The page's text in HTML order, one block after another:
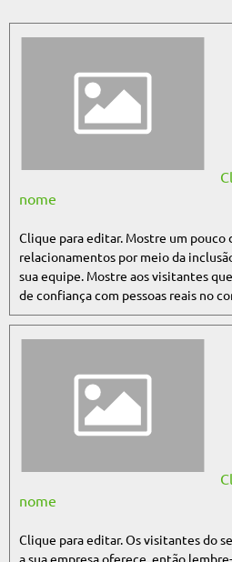
nome
Clique para editar. Mostre um pouco
relacionamentos por meio da
sua equipe. Mostre aos visitantes
de confiança com pessoas reais no
nome
Clique para editar. Os visitantes do